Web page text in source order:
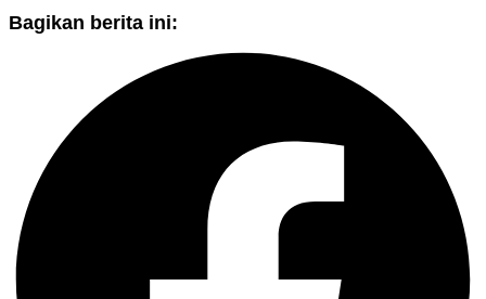
Bagikan berita ini: